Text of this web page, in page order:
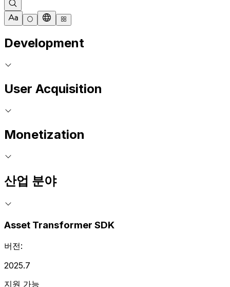
Development
User Acquisition
Monetization
산업 분야
Asset Transformer SDK
버전:
2025.7
지원 가능